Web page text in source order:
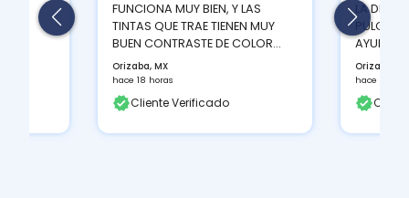
FUNCIONA MUY BIEN, Y LAS
TINTAS QUE TRAE TIENEN MUY
BUEN CONTRASTE DE COLOR...
Orizaba, MX
hace 18 horas
Cliente Verificado
LA
AYUDA A
Orizaba,
hace 18